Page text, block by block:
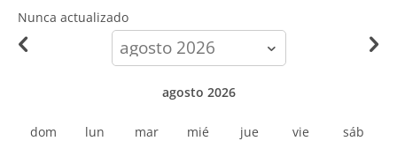
Nunca actualizado
calendar-
month
agosto 2026
dom lun mar mié jue vie sáb